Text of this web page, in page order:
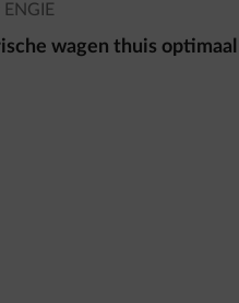
wagen thuis optimaal